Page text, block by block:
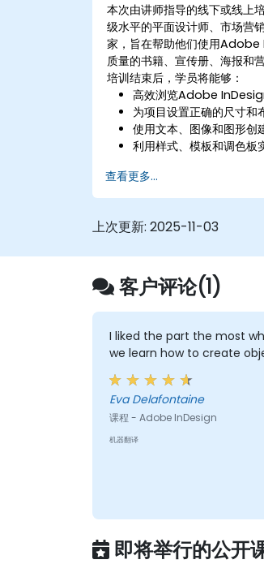
本次由讲师指导的线下或线上
级水平的平面设计师、市场营
家，旨在帮助他们使用
质量的书籍、宣传册、海报和营
培训结束后，学员将能够：
高效浏览Adobe
为项目设置正确的尺寸和
使用文本、图像和图形创
利用样式、模板和调色板
查看更多...
上次更新: 2025-11-03
客户评论(1)
I liked the part the most
we learn how to create
Eva Delafontaine
课程 - Adobe InDesign
机器翻译
即将举行的公开